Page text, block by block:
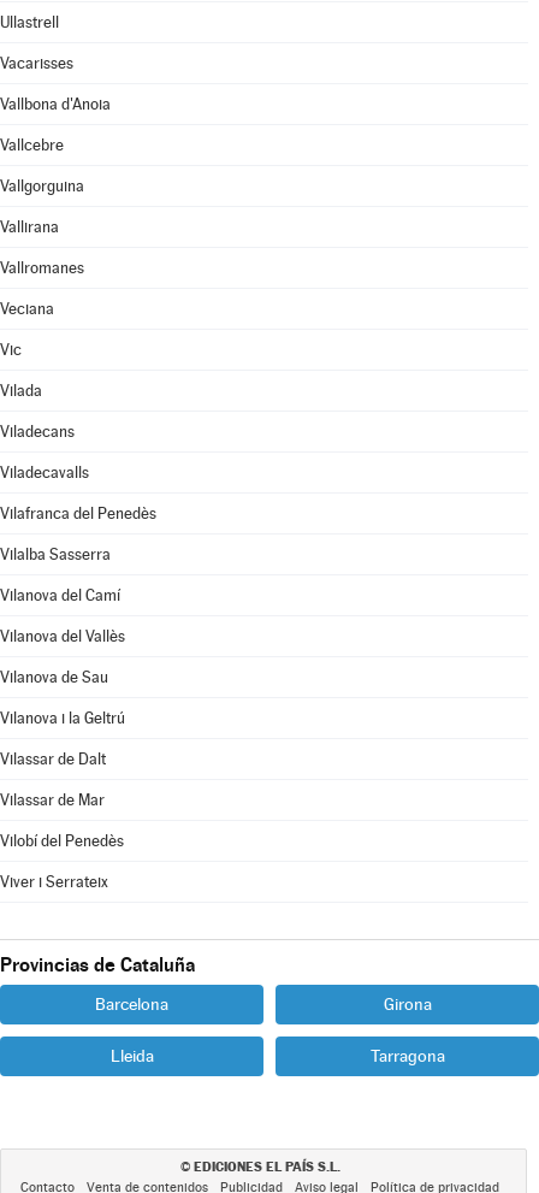
Ullastrell
Vacarisses
Vallbona d'Anoia
Vallcebre
Vallgorguina
Vallirana
Vallromanes
Veciana
Vic
Vilada
Viladecans
Viladecavalls
Vilafranca del Penedès
Vilalba Sasserra
Vilanova del Camí
Vilanova del Vallès
Vilanova de Sau
Vilanova i la Geltrú
Vilassar de Dalt
Vilassar de Mar
Vilobí del Penedès
Viver i Serrateix
Provincias de Cataluña
Barcelona Girona
Lleida Tarragona
© EDICIONES EL PAÍS S.L.
Contacto Venta de contenidos Publicidad Aviso legal Política de privacidad